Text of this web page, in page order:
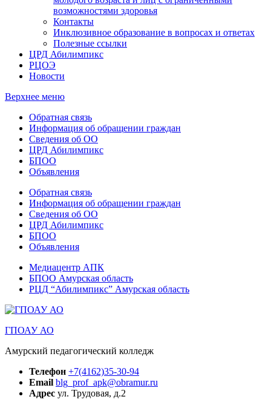
возможностями здоровья
Контакты
Инклюзивное образование в вопросах и ответах
Полезные ссылки
ЦРД Абилимпикс
РЦОЭ
Новости
Верхнее меню
Обратная связь
Информация об обращении граждан
Сведения об ОО
ЦРД Абилимпикс
БПОО
Объявления
Обратная связь
Информация об обращении граждан
Сведения об ОО
ЦРД Абилимпикс
БПОО
Объявления
Медиацентр АПК
БПОО Амурская область
РЦД “Абилимпикс” Амурская область
ГПОАУ АО
Амурский педагогический колледж
Телефон +7(4162)35-30-94
Email blg_prof_apk@obramur.ru
Адрес ул. Трудовая, д.2